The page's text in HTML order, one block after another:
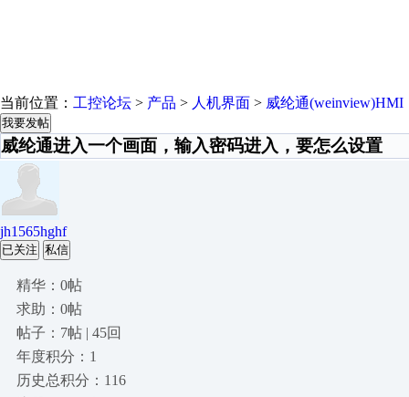
当前位置： 工控论坛 > 产品 > 人机界面 > 威纶通(weinview)HMI
我要发帖
威纶通进入一个画面，输入密码进入，要怎么设置
jh1565hghf
已关注 私信
精华：0帖
求助：0帖
帖子：7帖 | 45回
年度积分：1
历史总积分：116